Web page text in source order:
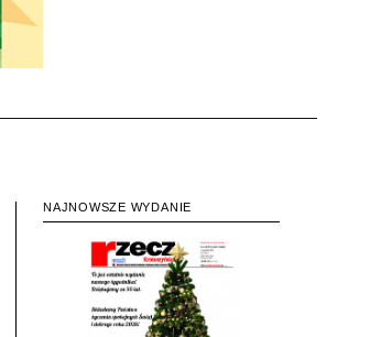
NAJNOWSZE WYDANIE